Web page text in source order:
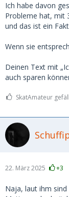
Ich habe davon
Probleme hat, mit
und das ist ein
Wenn sie
Deinen Text mit
auch sparen
SkatAmateur
22. März 2025 +3
Naja, laut ihm